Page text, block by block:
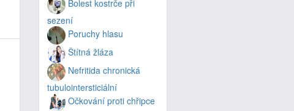
Bolest kostrče při
sezení
Poruchy hlasu
Štítná žláza
Nefritida chronická
tubulointersticiální
Očkování proti chřipce